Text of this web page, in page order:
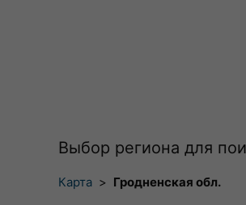
Выбор региона для
Карта > Гродненская обл.